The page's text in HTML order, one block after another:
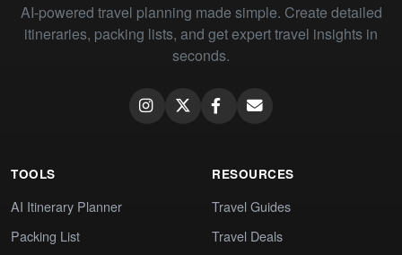
AI-powered travel planning made simple. Create detailed
itineraries, packing lists, and get expert travel insights in
seconds.
TOOLS
AI Itinerary Planner
Packing List
RESOURCES
Travel Guides
Travel Deals